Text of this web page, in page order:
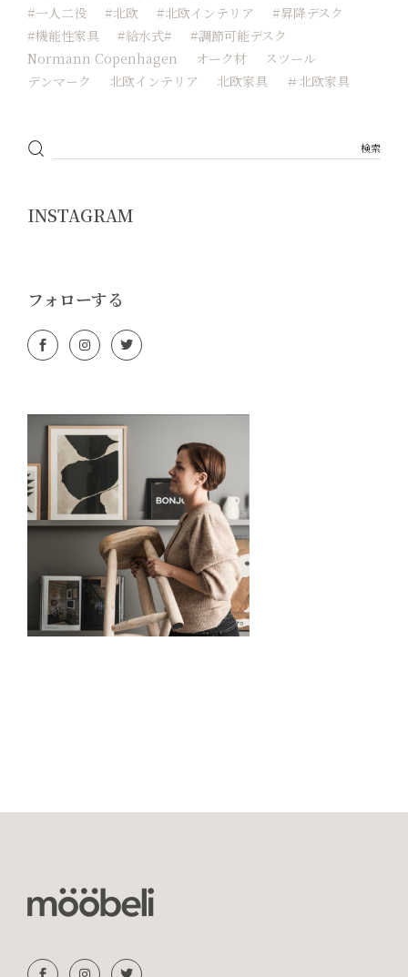
#一人二役
#北欧 #北欧インテリア
#昇降デスク
#機能性家具
#給水式#
#調節可能デスク
Normann Copenhagen
オーク材
スツール
デンマーク
北欧インテリア 北欧家具 ＃北欧家具
INSTAGRAM
フォローする